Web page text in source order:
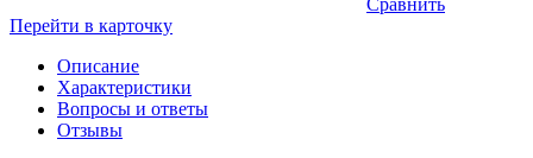
Перейти в карточку
Описание
Характеристики
Вопросы и ответы
Отзывы